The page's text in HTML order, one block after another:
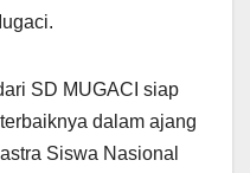
SD MUGACI siap
dalam ajang
Siswa Nasional